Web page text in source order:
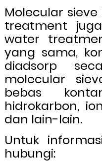
Molecular
treatment
water
yang sama,
diadsorp
molecular
bebas
hidrokarbon,
dan lain-lain.
Untuk
hubungi: